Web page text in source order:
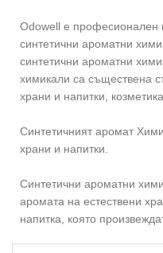
Odowell е професионален
синтетични ароматни
синтетични ароматни
химикали са съществена
храни и напитки,
Синтетичният аромат
храни и напитки.
Синтетични ароматни
аромата на естествени
напитка, която